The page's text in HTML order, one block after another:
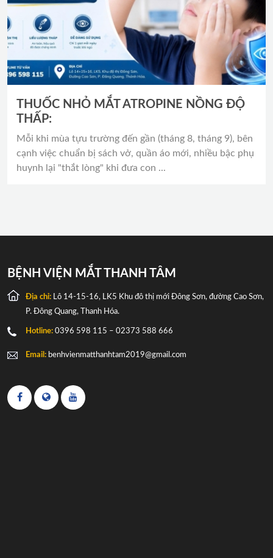
THUỐC NHỎ MẮT ATROPINE NỒNG ĐỘ
THẤP:
Mỗi khi mùa tựu trường đến gần (tháng 8, tháng 9), bên
cạnh việc chuẩn bị sách vở, quần áo mới, nhiều bậc phụ
huynh lại "thắt lòng" khi đưa con ...
BỆNH VIỆN MẮT THANH TÂM
Địa chỉ: Lô 14-15-16, LK5 Khu đô thị mới Đông Sơn, đường Cao Sơn,
P. Đông Quang, Thanh Hóa.
Hotline: 0396 598 115 – 02373 588 666
Email: benhvienmatthanhtam2019@gmail.com